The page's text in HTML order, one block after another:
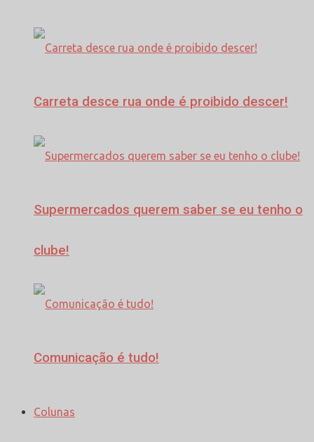
Carreta desce rua onde é proibido descer!
Supermercados querem saber se eu tenho o
clube!
Comunicação é tudo!
Colunas